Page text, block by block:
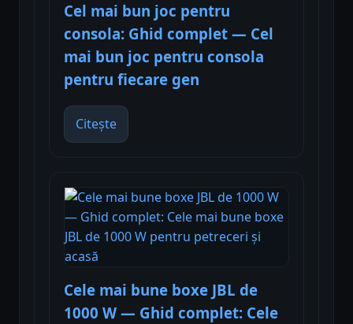
Cel mai bun joc pentru
consola: Ghid complet — Cel
mai bun joc pentru consola
pentru fiecare gen
Citește
Cele mai bune boxe JBL de
1000 W — Ghid complet: Cele